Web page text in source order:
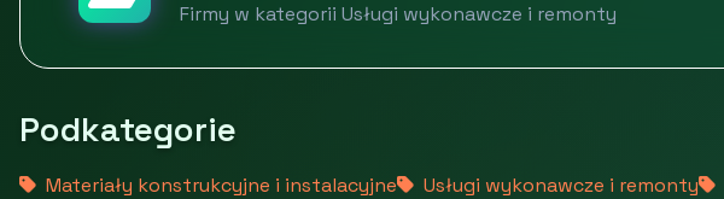
Firmy w kategorii Usługi wykonawcze i remonty
Podkategorie
Materiały konstrukcyjne i instalacyjne Usługi wykonawcze i remonty